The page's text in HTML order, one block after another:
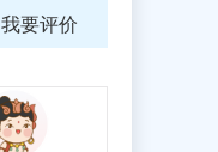
我要评价